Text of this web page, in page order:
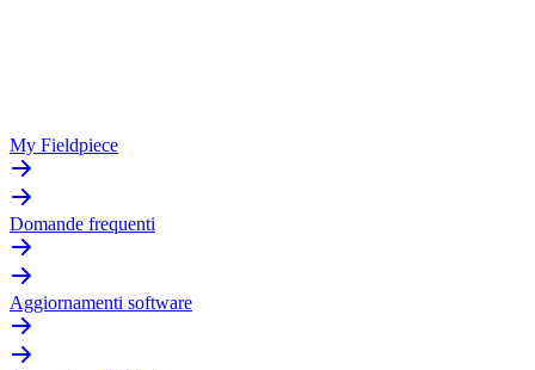
My Fieldpiece
Domande frequenti
Aggiornamenti software